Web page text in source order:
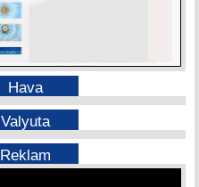
Hava
Valyuta
Reklam